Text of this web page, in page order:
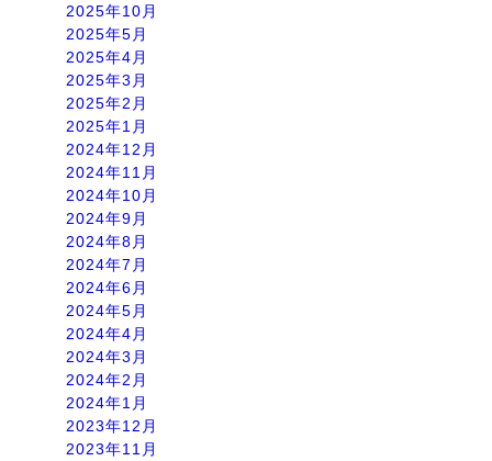
2025年10月
2025年5月
2025年4月
2025年3月
2025年2月
2025年1月
2024年12月
2024年11月
2024年10月
2024年9月
2024年8月
2024年7月
2024年6月
2024年5月
2024年4月
2024年3月
2024年2月
2024年1月
2023年12月
2023年11月